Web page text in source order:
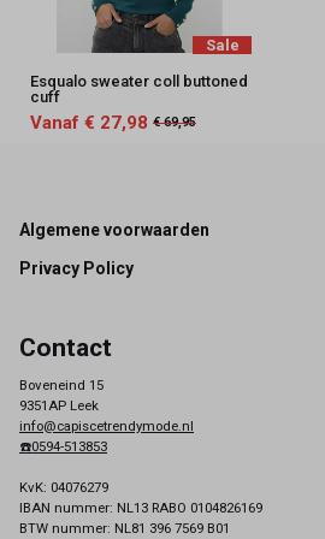
Sale
Esqualo sweater coll buttoned
cuff
Vanaf € 27,98 € 69,95
Footer
Algemene voorwaarden
Privacy Policy
Contact
Boveneind 15
9351AP Leek
info@capiscetrendymode.nl
☎️0594-513853
KvK: 04076279
IBAN nummer: NL13 RABO 0104826169
BTW nummer: NL81 396 7569 B01